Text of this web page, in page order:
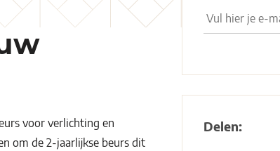
voor verlichting en
om de 2-jaarlijkse beurs dit
Delen: